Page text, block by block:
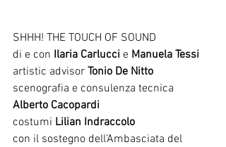
SHHH! THE TOUCH OF SOUND
di e con Ilaria Carlucci e Manuela Tessi
artistic advisor Tonio De Nitto
scenografia e consulenza tecnica
Alberto Cacopardi
costumi Lilian Indraccolo
con il sostegno dell’Ambasciata del